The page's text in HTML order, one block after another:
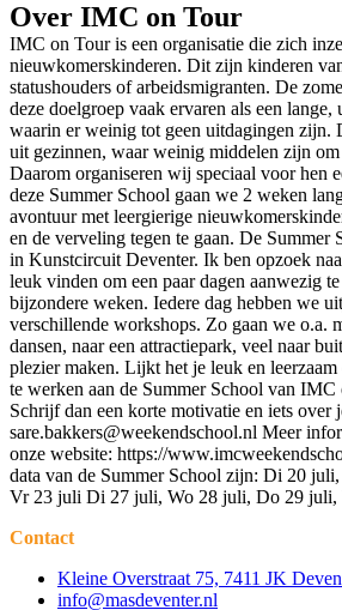
Over IMC on Tour
IMC on Tour is een organisatie die zich
nieuwkomerskinderen. Dit zijn kinderen
statushouders of arbeidsmigranten. De
deze doelgroep vaak ervaren als een lange,
waarin er weinig tot geen uitdagingen zijn.
uit gezinnen, waar weinig middelen zijn
Daarom organiseren wij speciaal voor hen
deze Summer School gaan we 2 weken
avontuur met leergierige
en de verveling tegen te gaan. De Summer
in Kunstcircuit Deventer. Ik ben opzoek
leuk vinden om een paar dagen aanwezig
bijzondere weken. Iedere dag hebben we
verschillende workshops. Zo gaan we o.a.
dansen, naar een attractiepark, veel naar
plezier maken. Lijkt het je leuk en leerzaam
te werken aan de Summer School van
Schrijf dan een korte motivatie en iets over
sare.bakkers@weekendschool.nl Meer
onze website: https://
data van de Summer School zijn: Di 20
Vr 23 juli Di 27 juli, Wo 28 juli, Do 29 juli,
Contact
Kleine Overstraat 75, 7411 JK
info@masdeventer.nl